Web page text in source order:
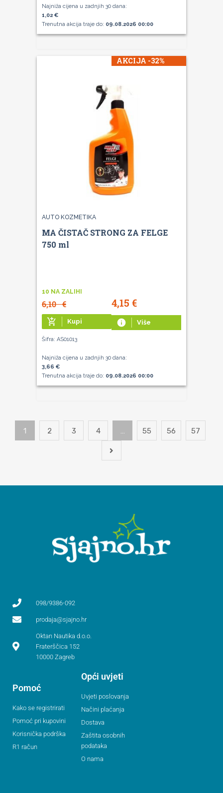
Najniža cijena u zadnjih 30 dana:
1,02 €
Trenutna akcija traje do: 09.08.2026 00:00
AKCIJA -32%
AUTO KOZMETIKA
MA ČISTAČ STRONG ZA FELGE
750 ml
10 NA ZALIHI
6,10€ 4,15 €
add_shopping_cart Kupi info Više
Šifra: AS01013
Najniža cijena u zadnjih 30 dana:
3,66 €
Trenutna akcija traje do: 09.08.2026 00:00
1 2 3 4 … 55 56 57
098/9386-092
prodaja@sjajno.hr
Oktan Nautika d.o.o.
Fraterščica 152
10000 Zagreb
Pomoć
Kako se registrirati
Pomoć pri kupovini
Korisnička podrška
R1 račun
Opći uvjeti
Uvjeti poslovanja
Načini plaćanja
Dostava
Zaštita osobnih
podataka
O nama